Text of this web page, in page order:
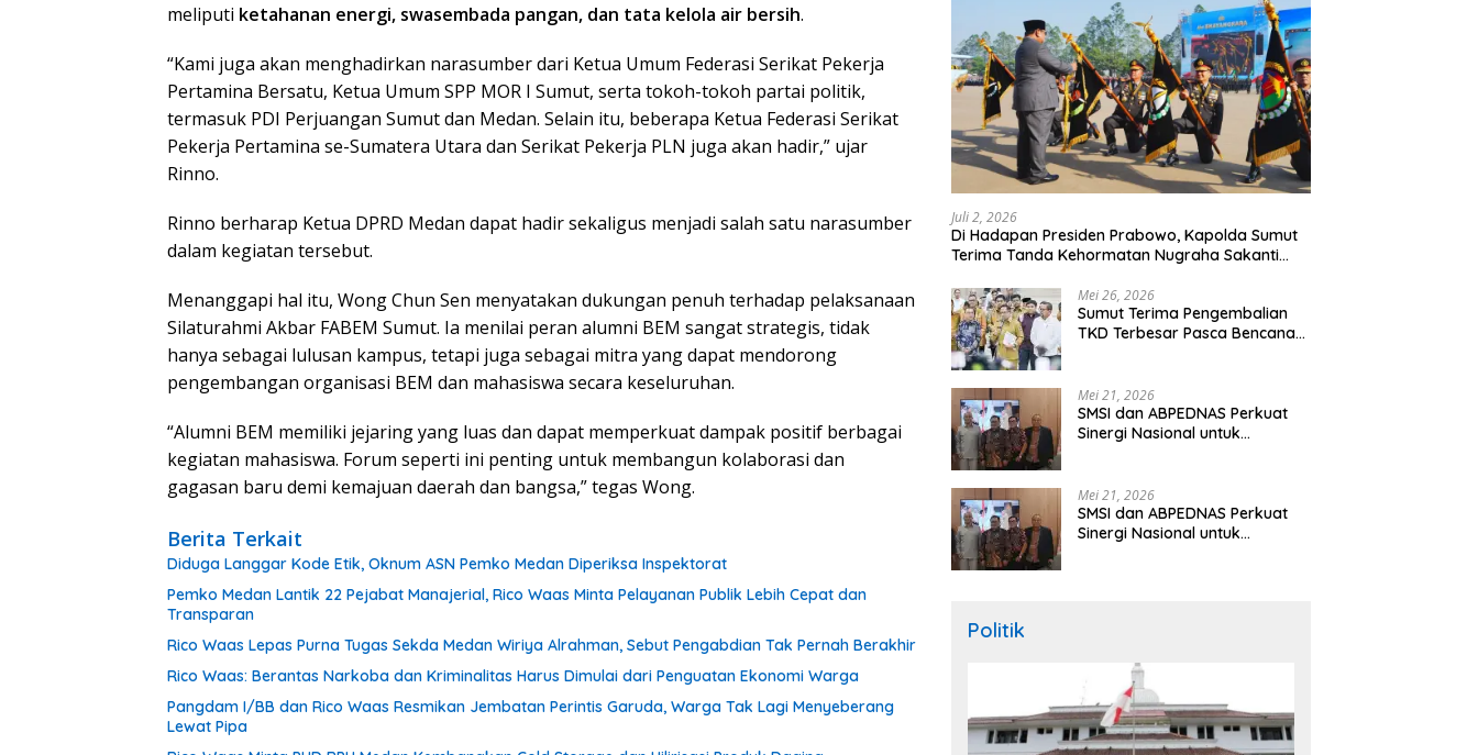
meliputi ketahanan energi, swasembada pangan, dan tata kelola air bersih.
“Kami juga akan menghadirkan narasumber dari Ketua Umum Federasi Serikat Pekerja
Pertamina Bersatu, Ketua Umum SPP MOR I Sumut, serta tokoh-tokoh partai politik,
termasuk PDI Perjuangan Sumut dan Medan. Selain itu, beberapa Ketua Federasi Serikat
Pekerja Pertamina se-Sumatera Utara dan Serikat Pekerja PLN juga akan hadir,” ujar
Rinno.
Rinno berharap Ketua DPRD Medan dapat hadir sekaligus menjadi salah satu narasumber
dalam kegiatan tersebut.
Menanggapi hal itu, Wong Chun Sen menyatakan dukungan penuh terhadap pelaksanaan
Silaturahmi Akbar FABEM Sumut. Ia menilai peran alumni BEM sangat strategis, tidak
hanya sebagai lulusan kampus, tetapi juga sebagai mitra yang dapat mendorong
pengembangan organisasi BEM dan mahasiswa secara keseluruhan.
“Alumni BEM memiliki jejaring yang luas dan dapat memperkuat dampak positif berbagai
kegiatan mahasiswa. Forum seperti ini penting untuk membangun kolaborasi dan
gagasan baru demi kemajuan daerah dan bangsa,” tegas Wong.
Berita Terkait
Diduga Langgar Kode Etik, Oknum ASN Pemko Medan Diperiksa Inspektorat
Pemko Medan Lantik 22 Pejabat Manajerial, Rico Waas Minta Pelayanan Publik Lebih Cepat dan
Transparan
Rico Waas Lepas Purna Tugas Sekda Medan Wiriya Alrahman, Sebut Pengabdian Tak Pernah Berakhir
Rico Waas: Berantas Narkoba dan Kriminalitas Harus Dimulai dari Penguatan Ekonomi Warga
Pangdam I/BB dan Rico Waas Resmikan Jembatan Perintis Garuda, Warga Tak Lagi Menyeberang
Lewat Pipa
Juli 2, 2026
Di Hadapan Presiden Prabowo, Kapolda Sumut
Terima Tanda Kehormatan Nugraha Sakanti
Mei 26, 2026
Sumut Terima Pengembalian
TKD Terbesar Pasca Bencana
Mei 21, 2026
SMSI dan ABPEDNAS Perkuat
Sinergi Nasional untuk
Mei 21, 2026
SMSI dan ABPEDNAS Perkuat
Sinergi Nasional untuk
Politik